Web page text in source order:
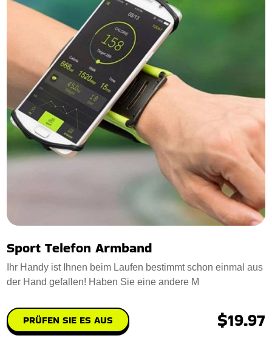
Sport Telefon Armband
Ihr Handy ist Ihnen beim Laufen bestimmt schon einmal aus
der Hand gefallen! Haben Sie eine andere M
PRÜFEN SIE ES AUS $19.97